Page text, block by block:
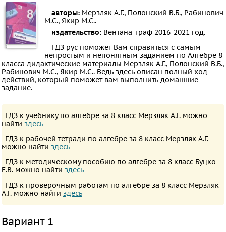
11
ПРЕДМЕТЫ
Все
Математика
Английский
Русский
язык
Алгебра
Физика
Химия
Немецкий
Белорусский
авторы: Мерзляк А.Г., Полонский В.Б., Рабинович
М.С., Якир М.С..
издательство: Вентана-граф2016-2021 год.
ГДЗ рус поможет Вам справиться с самым
непростым и непонятным заданием по Алгебре 8
класса дидактические материалы Мерзляк А.Г., Полонский В.Б.,
Рабинович М.С., Якир М.С.. Ведь здесь описан полный ход
действий, который поможет вам выполнить домашние
задание.
ГДЗ к учебнику по алгебре за 8 класс Мерзляк А.Г. можно
найти здесь
ГДЗ к рабочей тетради по алгебре за 8 класс Мерзляк А.Г.
можно найти здесь
ГДЗ к методическому пособию по алгебре за 8 класс Буцко
Е.В. можно найти здесь
ГДЗ к проверочным работам по алгебре за 8 класс Мерзляк
А.Г. можно найти здесь
Вариант 1